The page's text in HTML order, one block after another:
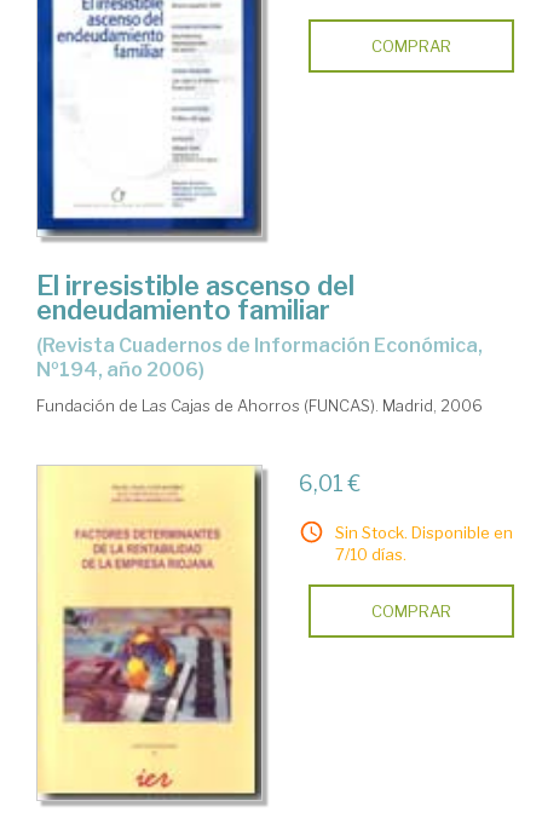
COMPRAR
El irresistible ascenso del
endeudamiento familiar
(Revista Cuadernos de Información Económica,
Nº194, año 2006)
Fundación de Las Cajas de Ahorros (FUNCAS). Madrid, 2006
6,01 €
Sin Stock. Disponible en
7/10 días.
COMPRAR